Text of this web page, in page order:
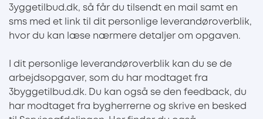
3yggetilbud.dk, så får du tilsendt en mail samt en
sms med et link til dit personlige leverandøroverblik,
hvor du kan læse nærmere detaljer om opgaven.
I dit personlige leverandøroverblik kan du se de
arbejdsopgaver, som du har modtaget fra
3byggetilbud.dk. Du kan også se den feedback, du
har modtaget fra bygherrerne og skrive en besked